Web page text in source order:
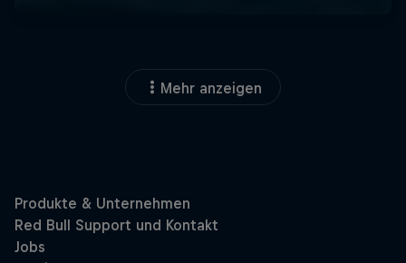
Mehr anzeigen